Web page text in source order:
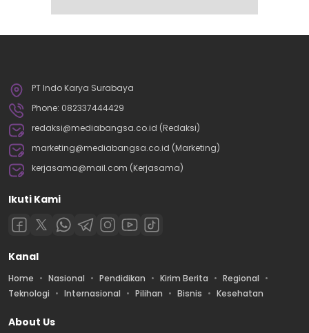
PT Indo Karya Surabaya
Phone: 082337444429
redaksi@mediabangsa.co.id (Redaksi)
marketing@mediabangsa.co.id (Marketing)
kerjasama@mail.com (Kerjasama)
Ikuti Kami
Kanal
Home Nasional Pendidikan Kirim Berita
Regional
Teknologi
Internasional Pilihan Bisnis Kesehatan
About Us